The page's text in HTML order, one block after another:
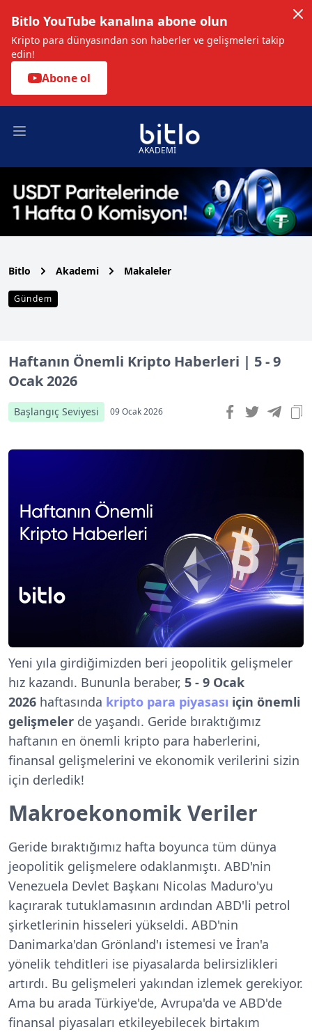
Bitlo YouTube kanalına abone olun
Kripto para dünyasından son haberler ve gelişmeleri takip
edin!
Abone ol
Open main menu
AKADEMİ
Bitlo Akademi Makaleler
Gündem
Haftanın Önemli Kripto Haberleri | 5 - 9
Ocak 2026
Başlangıç Seviyesi 09 Ocak 2026
Yeni yıla girdiğimizden beri jeopolitik gelişmeler
hız kazandı. Bununla beraber, 5 - 9 Ocak
2026 haftasında kripto para piyasası için önemli
gelişmeler de yaşandı. Geride bıraktığımız
haftanın en önemli kripto para haberlerini,
finansal gelişmelerini ve ekonomik verilerini sizin
için derledik!
Makroekonomik Veriler
Geride bıraktığımız hafta boyunca tüm dünya
jeopolitik gelişmelere odaklanmıştı. ABD'nin
Venezuela Devlet Başkanı Nicolas Maduro'yu
kaçırarak tutuklamasının ardından ABD'li petrol
şirketlerinin hisseleri yükseldi. ABD'nin
Danimarka'dan Grönland'ı istemesi ve İran'a
yönelik tehditleri ise piyasalarda belirsizlikleri
artırdı. Bu gelişmeleri yakından izlemek gerekiyor.
Ama bu arada Türkiye'de, Avrupa'da ve ABD'de
finansal piyasaları etkileyebilecek birtakım